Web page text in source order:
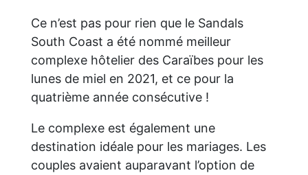
Ce n’est pas pour rien que le Sandals
South Coast a été nommé meilleur
complexe hôtelier des Caraïbes pour les
lunes de miel en 2021, et ce pour la
quatrième année consécutive !
Le complexe est également une
destination idéale pour les mariages. Les
couples avaient auparavant l’option de